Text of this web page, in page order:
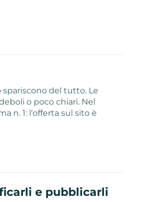
del tutto. Le
o poco chiari. Nel
n. 1: l’offerta sul sito è
e pubblicarli